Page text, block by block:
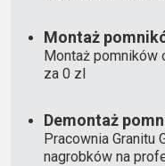
Montaż
Montaż pomników
za 0 zl
Demontaż
Pracownia Granitu
nagrobków na